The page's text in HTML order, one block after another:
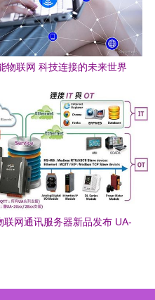
物联网 科技连接的未来世界
联网通讯服务器新品发布 UA-